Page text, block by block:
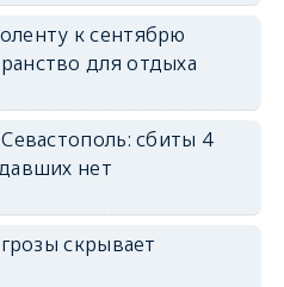
к сентябрю
для отдыха
сбиты 4
нет
скрывает